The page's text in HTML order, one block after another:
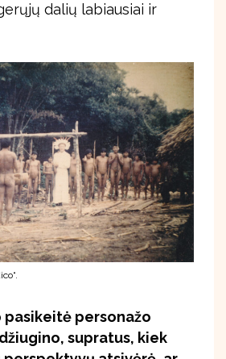
dalių labiausiai ir
pasikeitė personažo
supratus, kiek